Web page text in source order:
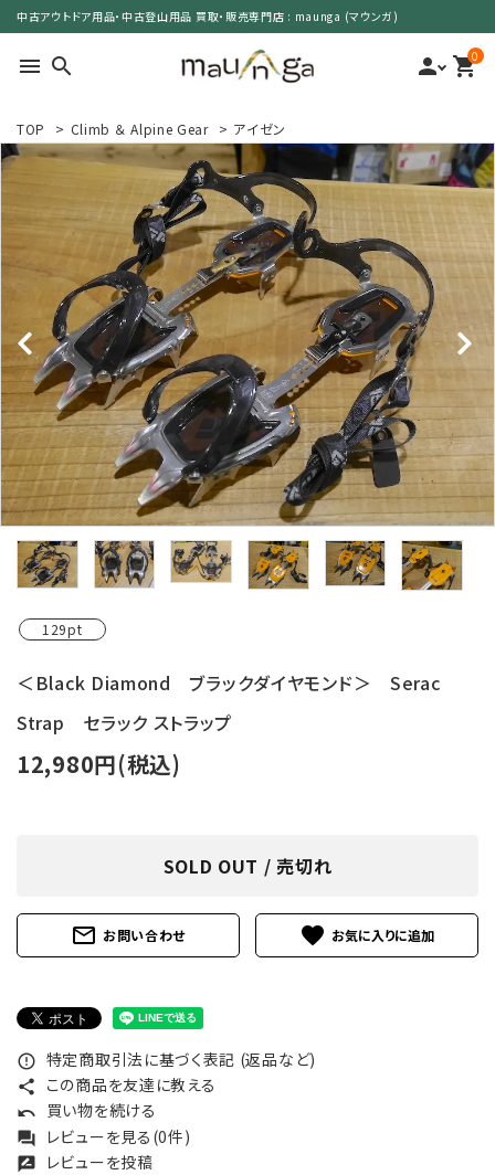
中古アウトドア用品・中古登山用品 買取・販売専門店 : maunga (マウンガ)
menu search person 0
shopping_cart
search
カテゴリーで選ぶ
サイズで選ぶ
特集で選ぶ
価格で選ぶ
買取案内
レンタル・修理
店舗情報
ACCOUNT MENU
ようこそ ゲスト 様
TOP > Climb ＆ Alpine Gear > アイゼン
129pt
＜Black Diamond ブラックダイヤモンド＞ Serac
Strap セラック ストラップ
12,980円(税込)
SOLD OUT / 売切れ
mail_outline お問い合わせ favorite
error_outline 特定商取引法に基づく表記 (返品など)
share この商品を友達に教える
undo 買い物を続ける
forum レビューを見る(0件)
rate_review レビューを投稿